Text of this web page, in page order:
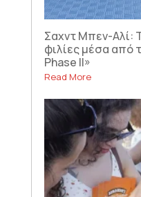
Σαχντ Μπεν-Αλί:
φιλίες μέσα από
Phase II»
Read More